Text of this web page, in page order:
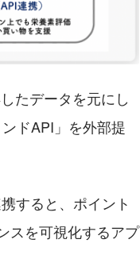
たデータを元にし
ドAPI」を外部提
すると、ポイント
スを可視化するアプ